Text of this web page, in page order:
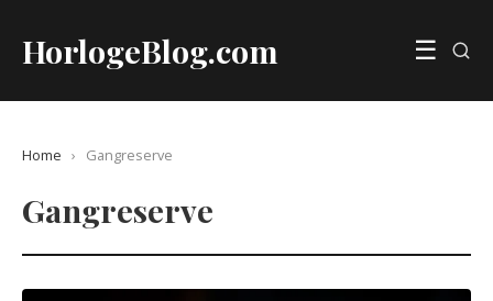
HorlogeBlog.com ☰
Home › Gangreserve
Gangreserve